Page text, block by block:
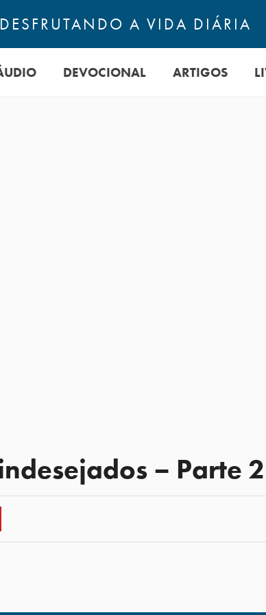
DESFRUTANDO A VIDA DIÁRIA
DEVOCIONAL ARTIGOS
– Parte 2